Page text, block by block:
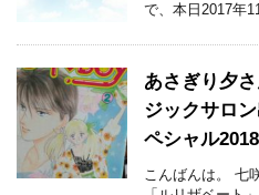
で、本日2017年
あさぎり夕
ジックサロ
ペシャル
こんばんは。 七